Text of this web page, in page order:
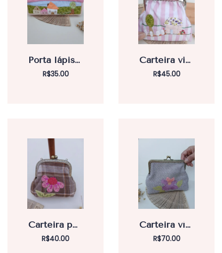
Porta lápis com aplicação paisagem.
R$35.00
Carteira vintage listrada com paisagem.
R$45.00
Carteira porta carregador víntage
R$40.00
Carteira víntage com aplicação à mão
R$70.00